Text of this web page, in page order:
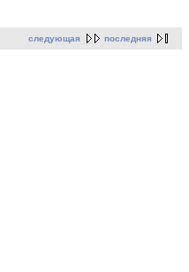
следующая последняя